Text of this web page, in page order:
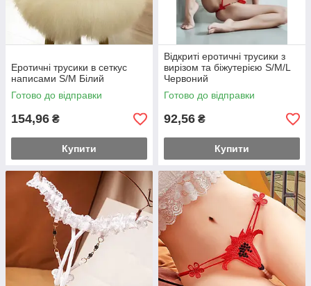
Еротичні трусики в сеткус
написами S/M Білий
Готово до відправки
154,96 ₴
Купити
Відкриті еротичні трусики з
вирізом та біжутерією S/M/L
Червоний
Готово до відправки
92,56 ₴
Купити